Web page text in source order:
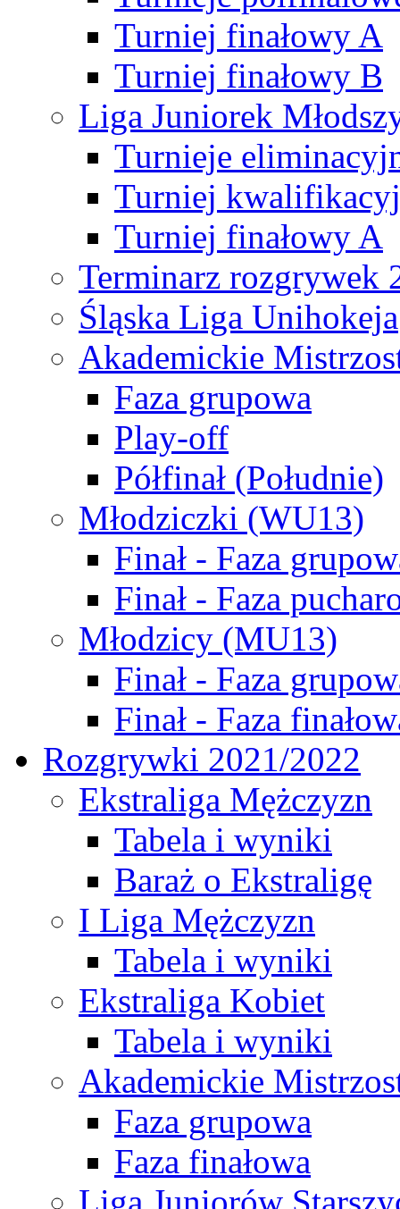
Turniej finałowy A
Turniej finałowy B
Liga Juniorek
Turnieje
Turniej
Turniej finałowy A
Terminarz rozgrywek
Śląska Liga Unihokeja
Akademickie
Faza grupowa
Play-off
Półfinał (Południe)
Młodziczki (WU13)
Finał - Faza
Finał - Faza
Młodzicy (MU13)
Finał - Faza
Finał - Faza
Rozgrywki 2021/2022
Ekstraliga Mężczyzn
Tabela i wyniki
Baraż o Ekstraligę
I Liga Mężczyzn
Tabela i wyniki
Ekstraliga Kobiet
Tabela i wyniki
Akademickie
Faza grupowa
Faza finałowa
Liga Juniorów